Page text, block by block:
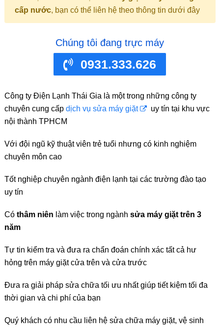
cấp nước, bạn có thể liên hệ theo thông tin dưới đây
Chúng tôi đang trực máy
0931.333.626
Công ty Điện Lạnh Thái Gia là một trong những công ty
chuyên cung cấp dịch vụ sửa máy giặt
uy tín tại khu vực
nội thành TPHCM
Với đội ngũ kỹ thuật viên trẻ tuổi nhưng có kinh nghiệm
chuyên môn cao
Tốt nghiệp chuyên ngành điện lạnh tại các trường đào tạo
uy tín
Có thâm niên làm việc trong ngành sửa máy giặt trên 3
năm
Tự tin kiểm tra và đưa ra chẩn đoán chính xác tất cả hư
hỏng trên máy giặt cửa trên và cửa trước
Đưa ra giải pháp sửa chữa tối ưu nhất giúp tiết kiệm tối đa
thời gian và chi phí của bạn
Quý khách có nhu cầu liên hệ sửa chữa máy giặt, vệ sinh